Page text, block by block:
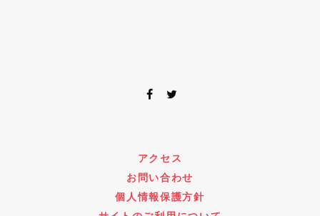
アクセス
お問い合わせ
個人情報保護方針